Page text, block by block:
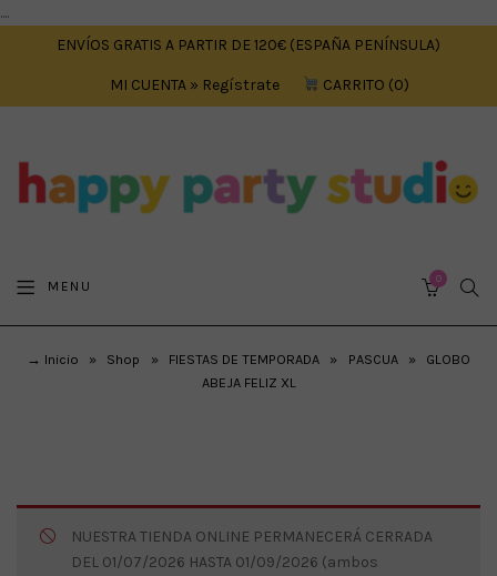
....
ENVÍOS GRATIS A PARTIR DE 120€ (ESPAÑA PENÍNSULA)
MI CUENTA » Regístrate CARRITO 0
MENU 0
→ Inicio » Shop » FIESTAS DE TEMPORADA » PASCUA »
GLOBO
ABEJA FELIZ XL
NUESTRA TIENDA ONLINE PERMANECERÁ CERRADA
DEL 01/07/2026 HASTA 01/09/2026 (ambos